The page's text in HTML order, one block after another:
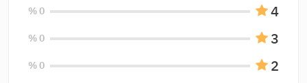
4
0 %
3
0 %
2
0 %